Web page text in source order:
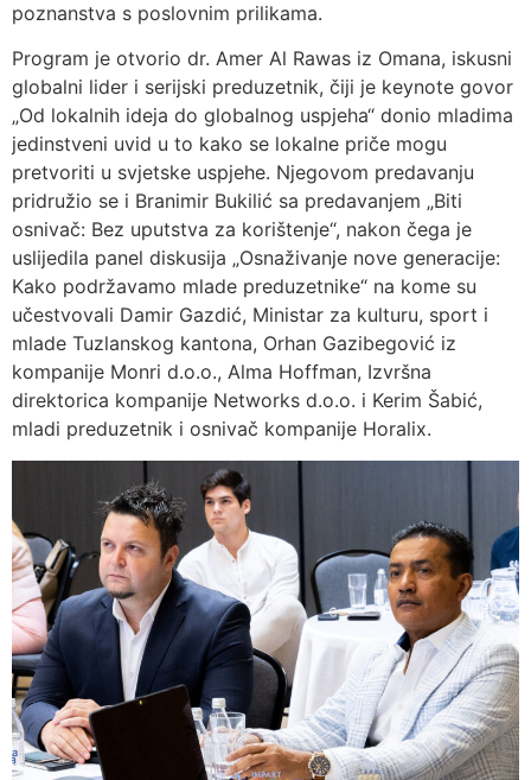
poznanstva s poslovnim prilikama.
Program je otvorio dr. Amer Al Rawas iz Omana, iskusni
globalni lider i serijski preduzetnik, čiji je keynote govor
„Od lokalnih ideja do globalnog uspjeha“ donio mladima
jedinstveni uvid u to kako se lokalne priče mogu
pretvoriti u svjetske uspjehe. Njegovom predavanju
pridružio se i Branimir Bukilić sa predavanjem „Biti
osnivač: Bez uputstva za korištenje“, nakon čega je
uslijedila panel diskusija „Osnaživanje nove generacije:
Kako podržavamo mlade preduzetnike“ na kome su
učestvovali Damir Gazdić, Ministar za kulturu, sport i
mlade Tuzlanskog kantona, Orhan Gazibegović iz
kompanije Monri d.o.o., Alma Hoffman, Izvršna
direktorica kompanije Networks d.o.o. i Kerim Šabić,
mladi preduzetnik i osnivač kompanije Horalix.